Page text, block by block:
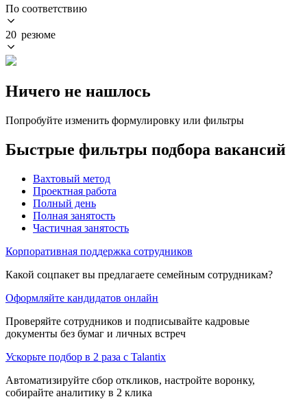
По соответствию
20 резюме
Ничего не нашлось
Попробуйте изменить формулировку или фильтры
Быстрые фильтры подбора вакансий
Вахтовый метод
Проектная работа
Полный день
Полная занятость
Частичная занятость
Корпоративная поддержка сотрудников
Какой соцпакет вы предлагаете семейным сотрудникам?
Оформляйте кандидатов онлайн
Проверяйте сотрудников и подписывайте кадровые
документы без бумаг и личных встреч
Ускорьте подбор в 2 раза с Talantix
Автоматизируйте сбор откликов, настройте воронку,
собирайте аналитику в 2 клика